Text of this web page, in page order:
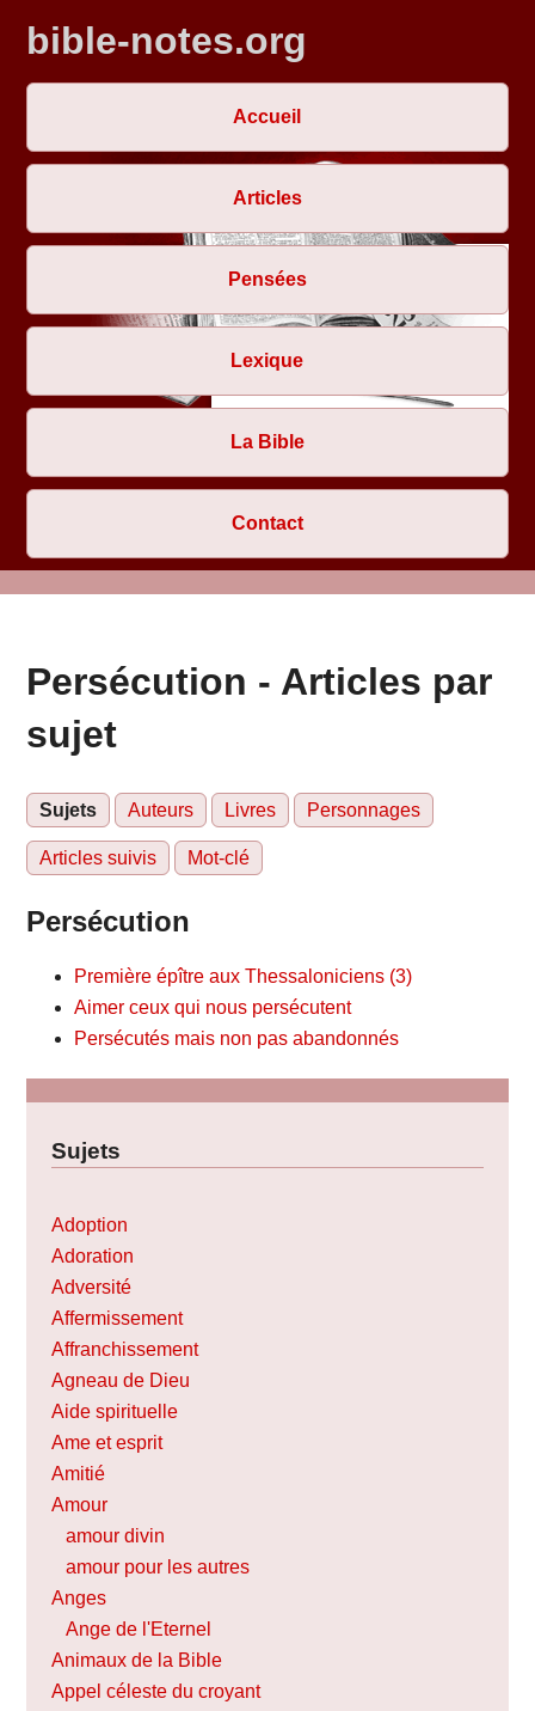
bible-notes.org
Accueil
Articles
Pensées
Lexique
La Bible
Contact
Persécution - Articles par
sujet
Sujets Auteurs Livres Personnages
Articles suivis Mot-clé
Persécution
Première épître aux Thessaloniciens (3)
Aimer ceux qui nous persécutent
Persécutés mais non pas abandonnés
Sujets
Adoption
Adoration
Adversité
Affermissement
Affranchissement
Agneau de Dieu
Aide spirituelle
Ame et esprit
Amitié
Amour
amour divin
amour pour les autres
Anges
Ange de l'Eternel
Animaux de la Bible
Appel céleste du croyant